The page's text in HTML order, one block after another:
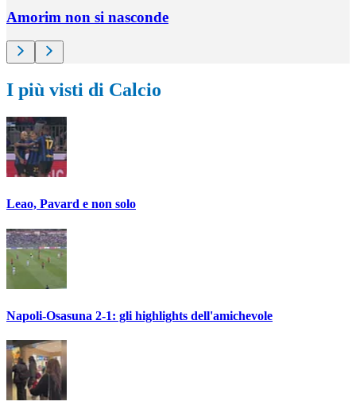
Amorim non si nasconde
I più visti di Calcio
Leao, Pavard e non solo
Napoli-Osasuna 2-1: gli highlights dell'amichevole